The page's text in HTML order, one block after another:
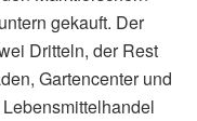
gekauft. Der
Dritteln, der Rest
Gartencenter und